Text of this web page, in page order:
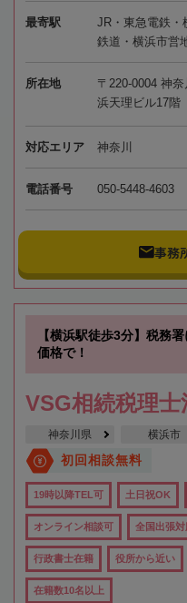
最寄駅
JR・東急電鉄・
鉄道・横浜市営
所在地
〒220-0004 神
浜天理ビル17階
対応エリア 神奈川
電話番号 050-5448-4603
事務
【横浜駅徒歩3分】税務
価格で！
VSG相続税理
神奈川県 横浜市
初回相談無料
19時以降TEL可 土日祝OK
オンライン相談可 全国出張対
行政書士在籍 役所から近い
在籍数10名以上